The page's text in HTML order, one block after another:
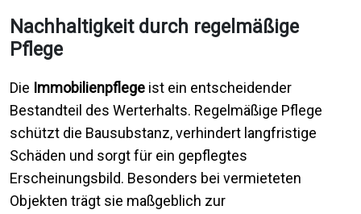
Nachhaltigkeit durch regelmäßige
Pflege
Die Immobilienpflege ist ein entscheidender
Bestandteil des Werterhalts. Regelmäßige Pflege
schützt die Bausubstanz, verhindert langfristige
Schäden und sorgt für ein gepflegtes
Erscheinungsbild. Besonders bei vermieteten
Objekten trägt sie maßgeblich zur